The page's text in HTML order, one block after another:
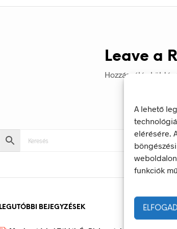
A lehető
elérésére.
funkciók
Leave a
Hozzászólás
LEGUTÓBBI BEJEGYZÉSEK